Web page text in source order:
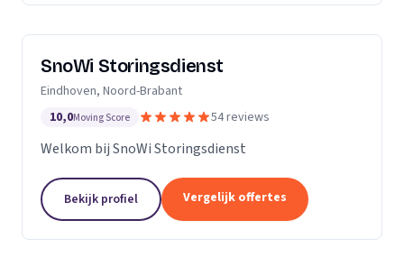
SnoWi Storingsdienst
Eindhoven, Noord-Brabant
10,0Moving Score 54 reviews
Welkom bij SnoWi Storingsdienst
Bekijk profiel Vergelijk offertes